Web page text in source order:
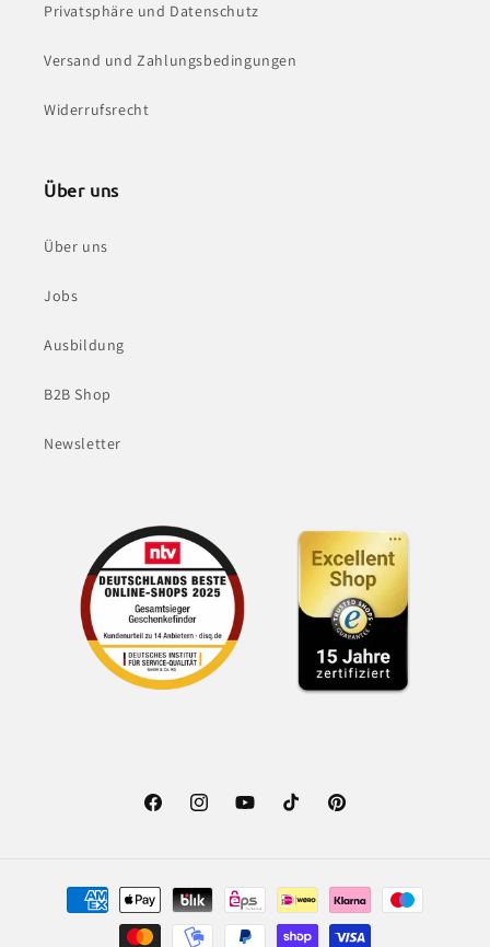
Privatsphäre und Datenschutz
Versand und Zahlungsbedingungen
Widerrufsrecht
Über uns
Über uns
Jobs
Ausbildung
B2B Shop
Newsletter
FacebookInstagramYouTubeTikTok Pinterest
Zahlungsmethoden